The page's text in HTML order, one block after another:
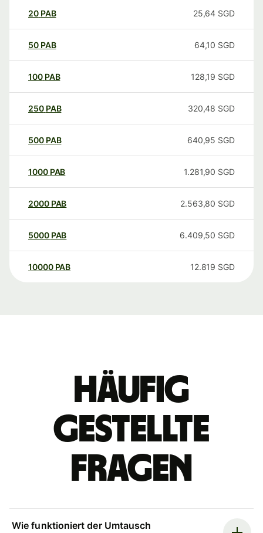
20 PAB 25,64 SGD
50 PAB 64,10 SGD
100 PAB 128,19 SGD
250 PAB 320,48 SGD
500 PAB 640,95 SGD
1000 PAB 1.281,90 SGD
2000 PAB 2.563,80 SGD
5000 PAB 6.409,50 SGD
10000 PAB 12.819 SGD
Häufig
gestellte
Fragen
Wie funktioniert der Umtausch